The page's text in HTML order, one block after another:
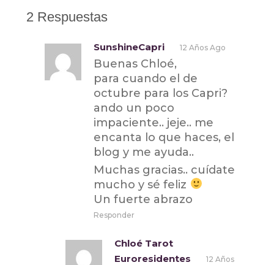
2 Respuestas
SunshineCapri 12 Años Ago
Buenas Chloé,
para cuando el de
octubre para los Capri?
ando un poco
impaciente.. jeje.. me
encanta lo que haces, el
blog y me ayuda..
Muchas gracias.. cuídate
mucho y sé feliz
Un fuerte abrazo
Responder
Chloé Tarot
Euroresidentes
12 Años